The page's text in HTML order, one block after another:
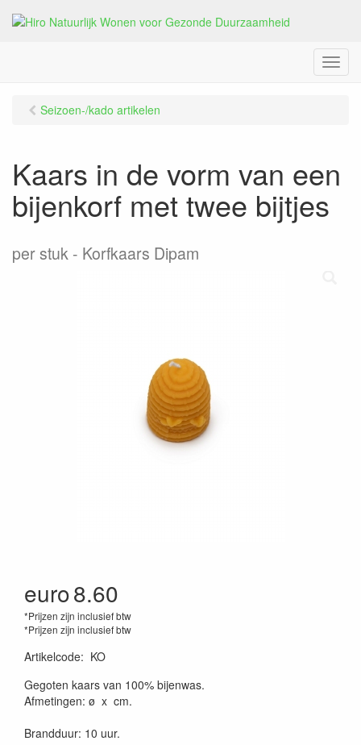
M
e
Seizoen-/kado artikelen
Kaars in de vorm van een
bijenkorf met twee bijtjes
per stuk Korfkaars Dipam
euro8.60
*Prijzen zijn inclusief btw
*Prijzen zijn inclusief btw
Artikelcode: KO
Gegoten kaars van 100% bijenwas.
Afmetingen: ø x cm.
Brandduur: 10 uur.